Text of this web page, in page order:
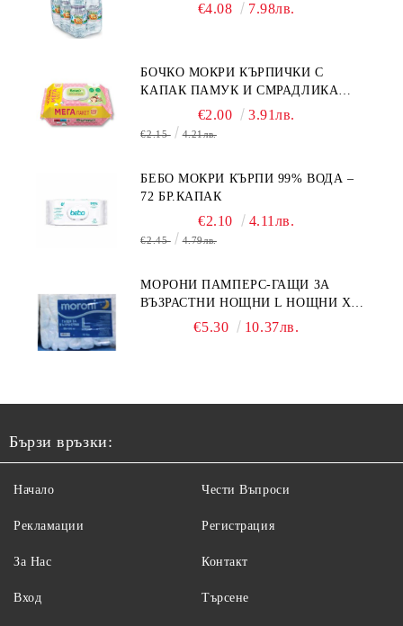
€4.08 7.98лв.
БОЧКО МОКРИ КЪРПИЧКИ С
КАПАК ПАМУК И СМРАДЛИКА
€2.00 3.91лв.
€2.15 4.21лв.
БЕБО МОКРИ КЪРПИ 99% ВОДА –
72 БР.КАПАК
€2.10 4.11лв.
€2.45 4.79лв.
МОРОНИ ПАМПЕРС-ГАЩИ ЗА
ВЪЗРАСТНИ НОЩНИ L НОЩНИ X
€5.30 10.37лв.
Бързи връзки:
Начало
Рекламации
За Нас
Вход
Чести Въпроси
Регистрация
Контакт
Търсене